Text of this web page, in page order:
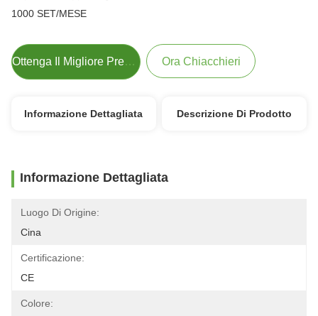
1000 SET/MESE
Ottenga Il Migliore Prezzo Ora Chiacchieri
Informazione Dettagliata Descrizione Di Prodotto
Informazione Dettagliata
Luogo Di Origine:
Cina
Certificazione:
CE
Colore: